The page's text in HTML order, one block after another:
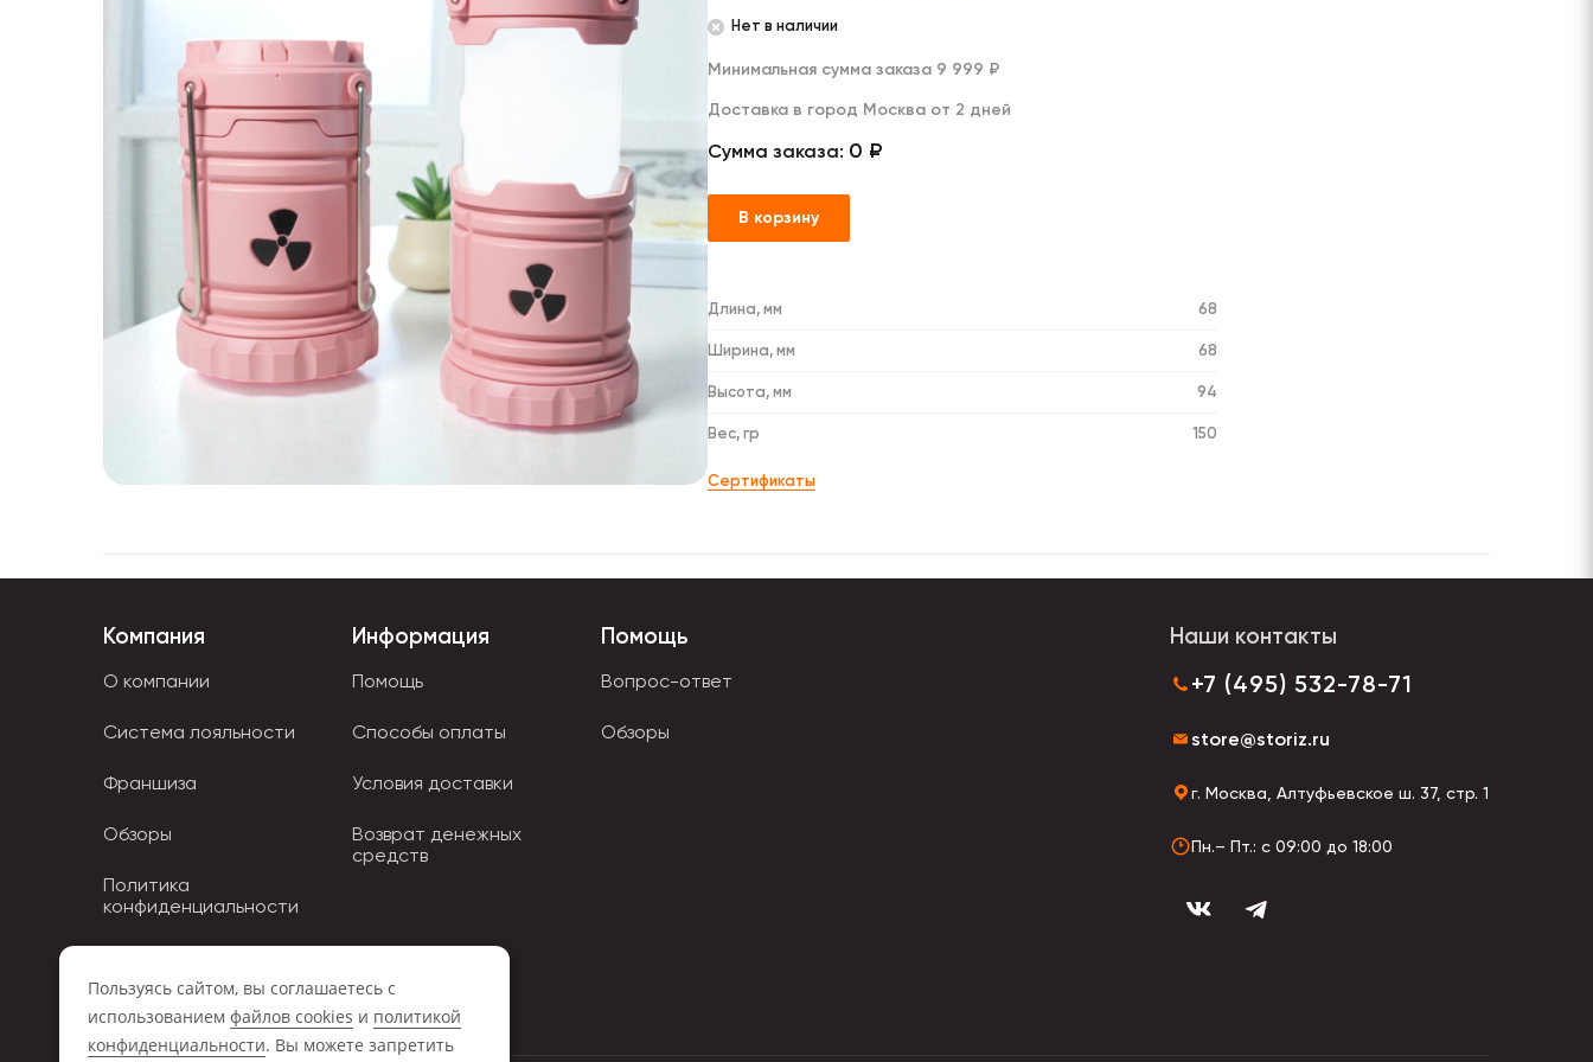
Дакимакуры
Декоративные подушки
Нет в наличии
Минимальная сумма заказа 9 999 ₽
Доставка в город Москва от 2 дней
Сумма заказа: 0 ₽
В корзину
Длина, мм 68
Ширина, мм 68
Высота, мм 94
Вес, гр 150
Сертификаты
Компания
О компании
Система лояльности
Франшиза
Обзоры
Политика
конфиденциальности
Информация
Помощь
Способы оплаты
Условия доставки
Возврат денежных
средств
Помощь
Вопрос-ответ
Обзоры
Наши контакты
+7 (495) 532-78-71
store@storiz.ru
г. Москва, Алтуфьевское ш. 37, стр. 1
Пн.– Пт.: с 09:00 до 18:00
Пользуясь сайтом, вы соглашаетесь с
использованием файлов cookies и политикой
конфиденциальности. Вы можете запретить